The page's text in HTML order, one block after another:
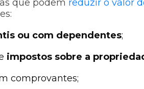
que podem reduzir o valor
ou com dependentes;
impostos sobre a
comprovantes;